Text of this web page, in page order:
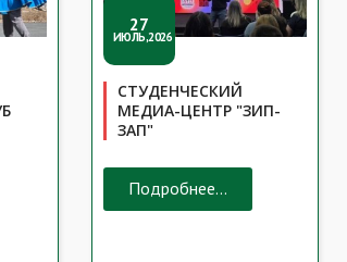
27
ИЮЛЬ,2026
СТУДЕНЧЕСКИЙ
МЕДИА-ЦЕНТР "ЗИП-
ЗАП"
Подробнее...